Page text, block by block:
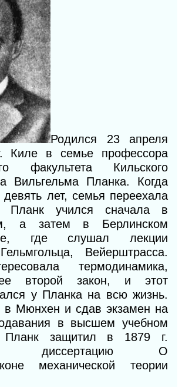
Родился 23 апреля
Киле в семье профессора
факультета Кильского
Вильгельма Планка. Когда
лет, семья переехала
учился сначала в
а затем в Берлинском
где слушал лекции
Вейерштрасса.
термодинамика,
второй закон, и этот
у Планка на всю жизнь.
в Мюнхен и сдав экзамен на
в высшем учебном
Планк защитил в 1879 г.
диссертацию О
механической теории